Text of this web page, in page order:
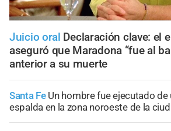
Juicio oral Declaración clave: el
aseguró que Maradona “fue al
anterior a su muerte
Santa Fe Un hombre fue ejecutado de
espalda en la zona noroeste de la